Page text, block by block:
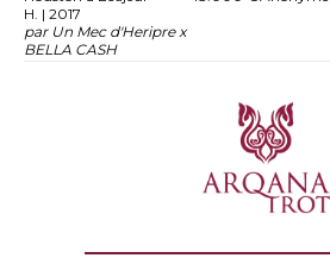
H. | 2017
par Un Mec d'Heripre x
BELLA CASH